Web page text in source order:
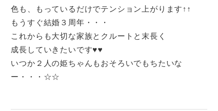
色も、もっているだけでテンション上がります↑↑
もうすぐ結婚３周年・・・
これからも大切な家族とクルートと末長く
成長していきたいです♥♥
いつか２人の姫ちゃんもおそろいでもちたいな
ー・・・☆☆